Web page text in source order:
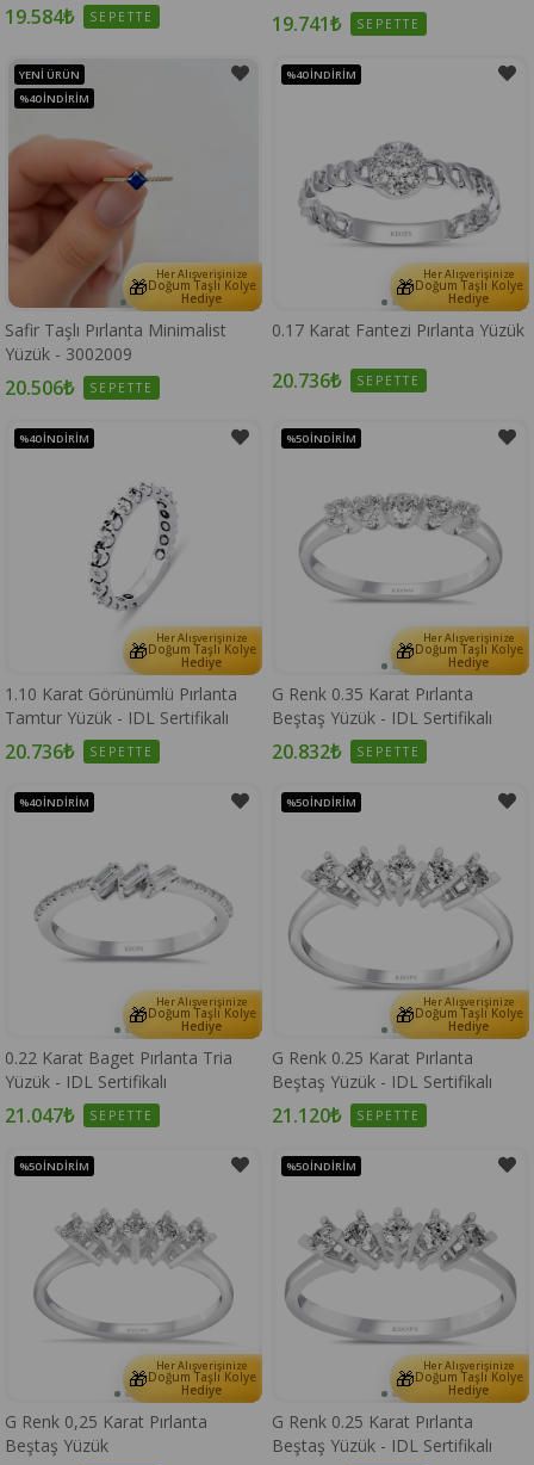
19.584₺ SEPETTE 19.741₺ SEPETTE
🎁 Her Alışverişinize
Doğum Taşlı Kolye
Hediye
Safir Taşlı Pırlanta Minimalist
Yüzük - 3002009
20.506₺ SEPETTE
YENI ÜRÜN
%40İNDIRIM
🎁 Her Alışverişinize
Doğum Taşlı Kolye
Hediye
0.17 Karat Fantezi Pırlanta Yüzük
20.736₺ SEPETTE
%40İNDIRIM
🎁 Her Alışverişinize
Doğum Taşlı Kolye
Hediye
1.10 Karat Görünümlü Pırlanta
Tamtur Yüzük - IDL Sertifikalı
20.736₺ SEPETTE
%40İNDIRIM
🎁 Her Alışverişinize
Doğum Taşlı Kolye
Hediye
G Renk 0.35 Karat Pırlanta
Beştaş Yüzük - IDL Sertifikalı
20.832₺ SEPETTE
%50İNDIRIM
🎁 Her Alışverişinize
Doğum Taşlı Kolye
Hediye
0.22 Karat Baget Pırlanta Tria
Yüzük - IDL Sertifikalı
21.047₺ SEPETTE
%40İNDIRIM
🎁 Her Alışverişinize
Doğum Taşlı Kolye
Hediye
G Renk 0.25 Karat Pırlanta
Beştaş Yüzük - IDL Sertifikalı
21.120₺ SEPETTE
%50İNDIRIM
🎁 Her Alışverişinize
Doğum Taşlı Kolye
Hediye
G Renk 0,25 Karat Pırlanta
Beştaş Yüzük
%50İNDIRIM
🎁 Her Alışverişinize
Doğum Taşlı Kolye
Hediye
G Renk 0.25 Karat Pırlanta
Beştaş Yüzük - IDL Sertifikalı
%50İNDIRIM